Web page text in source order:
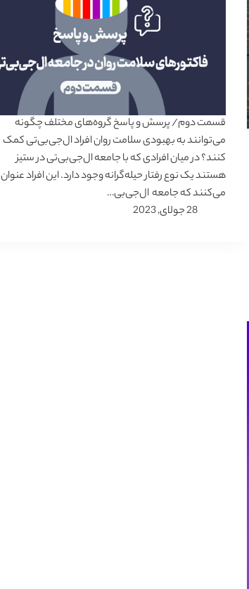
قسمت دوم/ پرسش و پاسخ گروه‌های مختلف چگونه
می‌توانند به بهبودی سلامت روان افراد ال‌جی‌بی‌تی کمک
کنند؟ در میان افرادی که با جامعه ال‌جی‌بی‌تی‌ در ستیز
هستند یک نوع رفتار حیله‌گرانه وجود دارد. این افراد عنوان
می‌کنند که جامعه ال‌جی‌بی…
28 جولای, 2023